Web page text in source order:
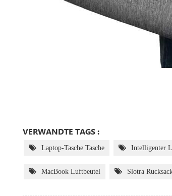
VERWANDTE TAGS :
Laptop-Tasche Tasche Intelligenter
MacBook Luftbeutel Slotra